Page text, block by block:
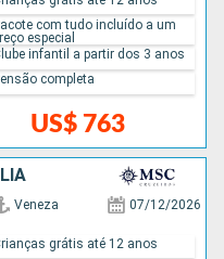
US$ 763
com tudo incluído a um
especial
infantil a partir dos 3 anos
completa
Veneza 07/12/2026
grátis até 12 anos